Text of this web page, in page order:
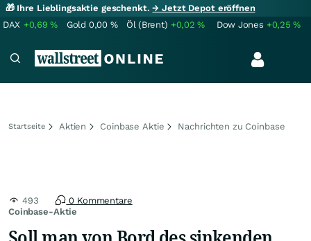
🎁 Ihre Lieblingsaktie geschenkt.→ Jetzt Depot eröffnen
DAX +0,69% Gold 0,00 % Öl (Brent) +0,02% Dow Jones +0,25%
Startseite Aktien Coinbase Aktie Nachrichten zu Coinbase
Coinbase-Aktie
493 0 Kommentare